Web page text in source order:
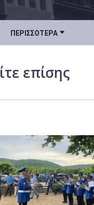
ΠΕΡΙΣΣΌΤΕΡΑ 
επίσης
Υγεία
Ταξίδια
Επιστήμη
Περιβάλλον
Κόσμος
Τοπικά
Αγροτικά
Οικονομία